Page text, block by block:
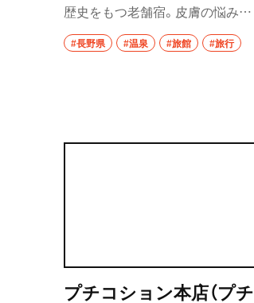
歴史をもつ老舗宿。皮膚の悩みを
抱える人たちが多く訪れる、湯治場
でもある。祖父から孫へと受け継
#長野県 #温泉 #旅館 #旅行
プチコション本店（プチ